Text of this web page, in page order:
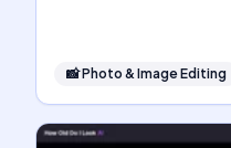
📸Photo & Image Editing